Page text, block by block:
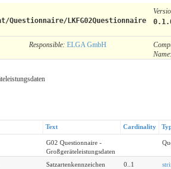
LKFG02Questionnaire
Responsible: ELGA GmbH
Name:
Text Cardinality
G02 Questionnaire -
Großgeräteleistungsdaten
Satzartenkennzeichen 0..1